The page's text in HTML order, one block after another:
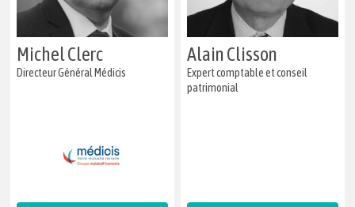
Michel Clerc
Directeur Général Médicis
Alain Clisson
Expert comptable et conseil
patrimonial